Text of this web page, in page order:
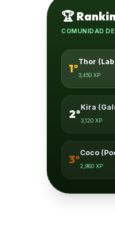
🏆
COMUNIDAD
1º
Thor
3,450 XP
2º
Kira
3,120 XP
3º
Coco
2,980 XP